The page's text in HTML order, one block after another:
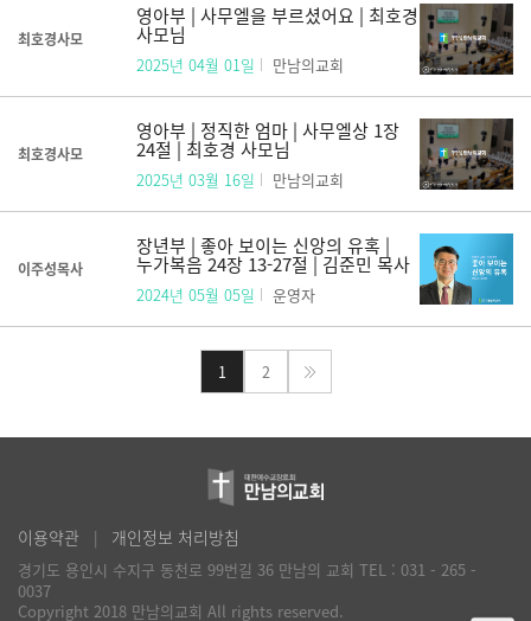
최호경사모
영아부 | 사무엘을 부르셨어요 | 최호경
사모님
2025년 04월 01일 만남의교회
최호경사모
영아부 | 정직한 엄마 | 사무엘상 1장
24절 | 최호경 사모님
2025년 03월 16일 만남의교회
이주성목사
장년부 | 좋아 보이는 신앙의 유혹 |
누가복음 24장 13-27절 | 김준민 목사
2024년 05월 05일 운영자
1 2
이용약관 개인정보 처리방침
경기도 용인시 수지구 동천로 99번길 36 만남의 교회 TEL : 031 - 265 -
0037
Copyright 2018 만남의교회 All rights reserved.